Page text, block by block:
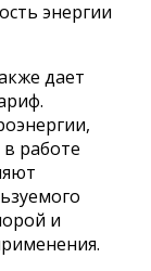
энергии
дает
работе
и